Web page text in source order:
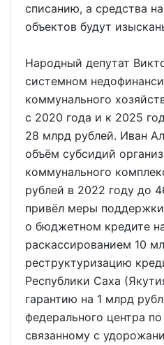
списанию, а средства
объектов будут
Народный депутат
системном
коммунального
с 2020 года и к 2025
28 млрд рублей. Иван
объём субсидий
коммунального
рублей в 2022 году до
привёл меры
о бюджетном кредите
раскассированием 10
реструктуризацию
Республики Саха
гарантию на 1 млрд
федерального центра
связанному с